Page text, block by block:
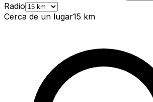
Radio
Cerca de un lugar15 km